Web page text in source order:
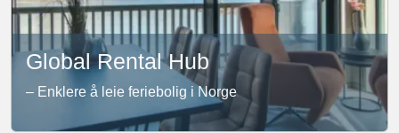
Global Rental Hub
– Enklere å leie feriebolig i Norge